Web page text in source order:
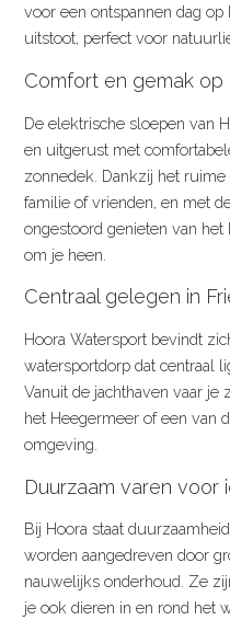
voor een ontspannen dag
uitstoot, perfect voor
Comfort en gemak
De elektrische sloepen van
en uitgerust met
zonnedek. Dankzij het
familie of vrienden, en met
ongestoord genieten van
om je heen.
Centraal gelegen in
Hoora Watersport bevindt
watersportdorp dat centraal
Vanuit de jachthaven vaar je
het Heegermeer of een van
omgeving.
Duurzaam varen voor
Bij Hoora staat
worden aangedreven door
nauwelijks onderhoud. Ze
je ook dieren in en rond het